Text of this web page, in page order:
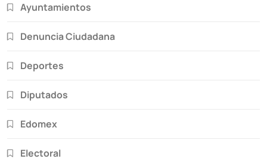
Ayuntamientos
Denuncia Ciudadana
Deportes
Diputados
Edomex
Electoral